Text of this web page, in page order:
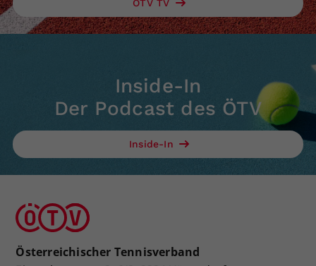
ÖTV TV
Inside-In
Der Podcast des ÖTV
Inside-In
Österreichischer Tennisverband